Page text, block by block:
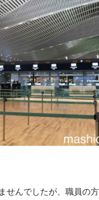
せんでしたが、職員の